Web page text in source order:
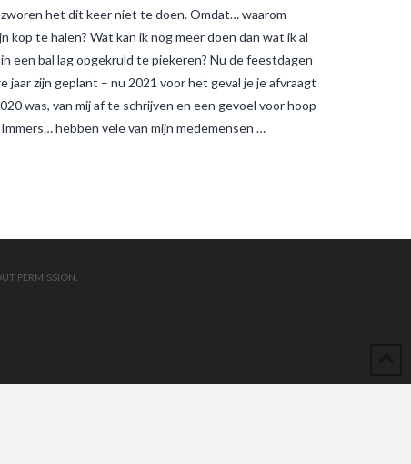
het dit keer niet te doen. Omdat… waarom
te halen? Wat kan ik nog meer doen dan wat ik al
een bal lag opgekruld te piekeren? Nu de feestdagen
zijn geplant – nu 2021 voor het geval je je afvraagt
was, van mij af te schrijven en een gevoel voor hoop
hebben vele van mijn medemensen …
PERMISSION.